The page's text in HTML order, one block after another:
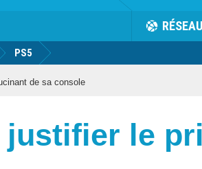
RÉSEAU
PS5
de sa console
justifier le